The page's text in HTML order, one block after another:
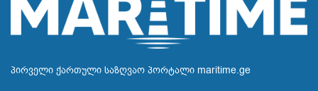
პირველი ქართული საზღვაო პორტალი maritime.ge